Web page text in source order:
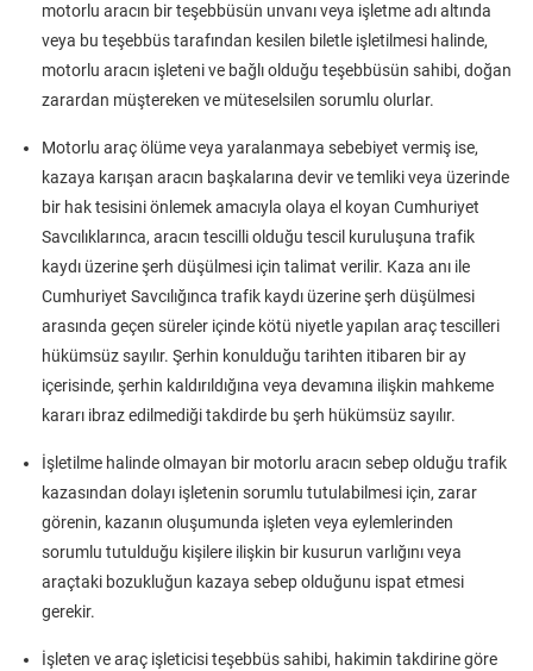
motorlu aracın bir teşebbüsün unvanı veya işletme adı altında
veya bu teşebbüs tarafından kesilen biletle işletilmesi halinde,
motorlu aracın işleteni ve bağlı olduğu teşebbüsün sahibi, doğan
zarardan müştereken ve müteselsilen sorumlu olurlar.
Motorlu araç ölüme veya yaralanmaya sebebiyet vermiş ise,
kazaya karışan aracın başkalarına devir ve temliki veya üzerinde
bir hak tesisini önlemek amacıyla olaya el koyan Cumhuriyet
Savcılıklarınca, aracın tescilli olduğu tescil kuruluşuna trafik
kaydı üzerine şerh düşülmesi için talimat verilir. Kaza anı ile
Cumhuriyet Savcılığınca trafik kaydı üzerine şerh düşülmesi
arasında geçen süreler içinde kötü niyetle yapılan araç tescilleri
hükümsüz sayılır. Şerhin konulduğu tarihten itibaren bir ay
içerisinde, şerhin kaldırıldığına veya devamına ilişkin mahkeme
kararı ibraz edilmediği takdirde bu şerh hükümsüz sayılır.
İşletilme halinde olmayan bir motorlu aracın sebep olduğu trafik
kazasından dolayı işletenin sorumlu tutulabilmesi için, zarar
görenin, kazanın oluşumunda işleten veya eylemlerinden
sorumlu tutulduğu kişilere ilişkin bir kusurun varlığını veya
araçtaki bozukluğun kazaya sebep olduğunu ispat etmesi
gerekir.
İşleten ve araç işleticisi teşebbüs sahibi, hakimin takdirine göre